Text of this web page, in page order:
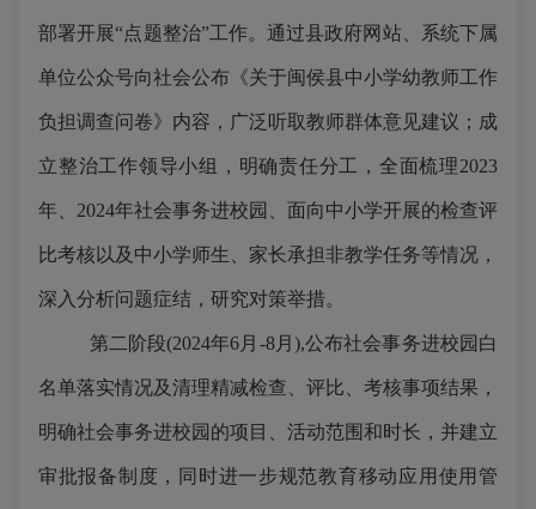
部署开展“点题整治”工作。通过县政府网站、系统下属
单位公众号向社会公布《关于闽侯县中小学幼教师工作
负担调查问卷》内容， 广泛听取教师群体意见建议；成
立整治工作领导小组，明确责任分工，全面梳理2023
年、2024年社会事务进校园、面向中小学开展的检查评
比考核以及中小学师生、家长承担非教学任务等情况，
深入分析问题症结，研究对策举措。
第二阶段(2024年6月-8月),公布社会事务进校园白
名单落实情况及清理精减检查、评比、考核事项结果 ，
明确社会事务进校园的项目、活动范围和时长，并建立
审批报备制度，同时进一步规范教育移动应用使用管